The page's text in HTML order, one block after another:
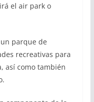
el air park o
parque de
recreativas para
así como también